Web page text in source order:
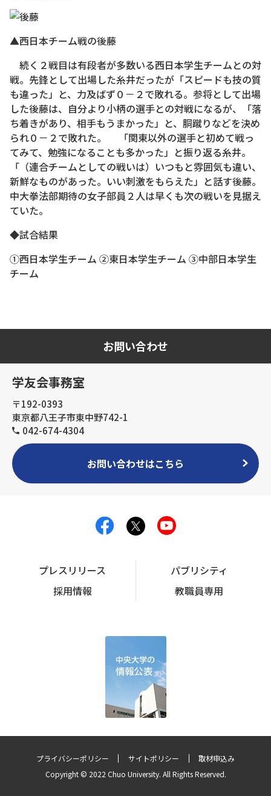
▲西日本チーム戦の後藤
続く２戦目は有段者が多数いる西日本学生チームとの対
戦。先鋒として出場した糸井だったが「スピードも技の質
も違った」と、力及ばず０－２で敗れる。参将として出場
した後藤は、自分より小柄の選手との対戦になるが、「落
ち着きがあり、相手もうまかった」と、胴蹴りなどを決め
られ０－２で敗れた。 「関東以外の選手と初めて戦っ
てみて、勉強になることも多かった」と振り返る糸井。
「（連合チームとしての戦いは）いつもと雰囲気も違い、
新鮮なものがあった。いい刺激をもらえた」と話す後藤。
中大拳法部期待の女子部員２人は早くも次の戦いを見据え
ていた。
◆試合結果
①西日本学生チーム ②東日本学生チーム ③中部日本学生
チーム
お問い合わせ
学友会事務室
〒192-0393
東京都八王子市東中野742-1
042-674-4304
お問い合わせはこちら
プレスリリース
パブリシティ
採用情報
教職員専用
プライバシーポリシー サイトポリシー
取材申込み
Copyright © 2022 Chuo University. All Rights Reserved.